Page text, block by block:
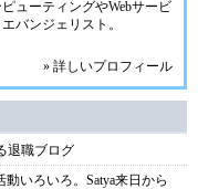
ューティングやWebサービ
バンジェリスト。
» 詳しいプロフィール
退職ブログ
いろいろ。Satya来日から